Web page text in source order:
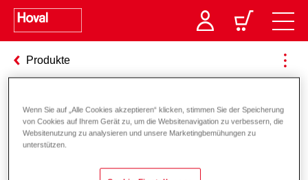
Produkte
Verantwortung für Energie und
Wenn Sie auf „Alle Cookies akzeptieren“ klicken, stimmen Sie der Speicherung
von Cookies auf Ihrem Gerät zu, um die Websitenavigation zu verbessern, die
Websitenutzung zu analysieren und unsere Marketingbemühungen zu
unterstützen.